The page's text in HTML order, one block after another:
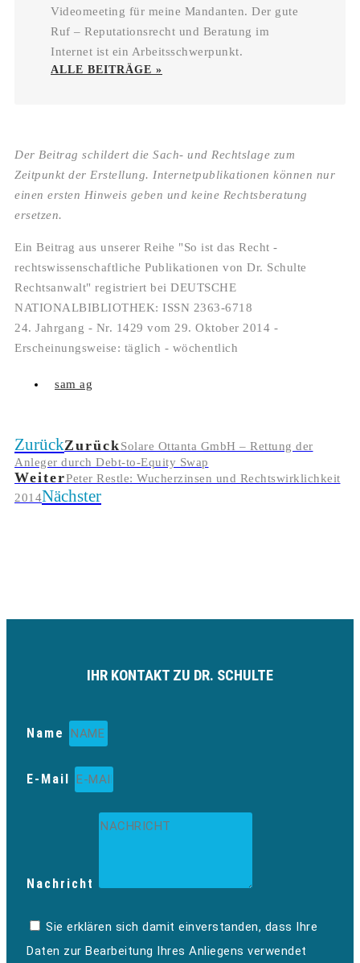
Videomeeting für meine Mandanten. Der gute
Ruf – Reputationsrecht und Beratung im
Internet ist ein Arbeitsschwerpunkt.
ALLE BEITRÄGE »
Der Beitrag schildert die Sach- und Rechtslage zum
Zeitpunkt der Erstellung. Internetpublikationen können nur
einen ersten Hinweis geben und keine Rechtsberatung
ersetzen.
Ein Beitrag aus unserer Reihe "So ist das Recht -
rechtswissenschaftliche Publikationen von Dr. Schulte
Rechtsanwalt" registriert bei DEUTSCHE
NATIONALBIBLIOTHEK: ISSN 2363-6718
24. Jahrgang - Nr. 1429 vom 29. Oktober 2014 -
Erscheinungsweise: täglich - wöchentlich
sam ag
ZurückZurückSolare Ottanta GmbH – Rettung der
Anleger durch Debt-to-Equity Swap
WeiterPeter Restle: Wucherzinsen und Rechtswirklichkeit
2014Nächster
IHR KONTAKT ZU DR. SCHULTE
Name
E-Mail
Nachricht
Sie erklären sich damit einverstanden, dass Ihre
Daten zur Bearbeitung Ihres Anliegens verwendet